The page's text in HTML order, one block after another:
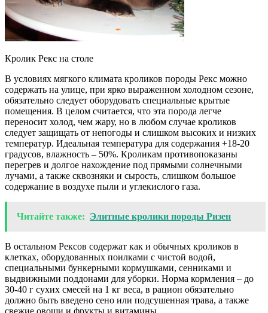
Кролик Рекс на столе
В условиях мягкого климата кроликов породы Рекс можно
содержать на улице, при ярко выраженном холодном сезоне,
обязательно следует оборудовать специальные крытые
помещения. В целом считается, что эта порода легче
переносит холод, чем жару, но в любом случае кроликов
следует защищать от непогоды и слишком высоких и низких
температур. Идеальная температура для содержания +18-20
градусов, влажность – 50%. Кроликам противопоказаны
перегрев и долгое нахождение под прямыми солнечными
лучами, а также сквозняки и сырость, слишком большое
содержание в воздухе пыли и углекислого газа.
Читайте также: Элитные кролики породы Ризен
В остальном Рексов содержат как и обычных кроликов в
клетках, оборудованных поилками с чистой водой,
специальными бункерными кормушками, сенниками и
выдвижными поддонами для уборки. Норма кормления – до
30-40 г сухих смесей на 1 кг веса, в рацион обязательно
должно быть введено сено или подсушенная трава, а также
свежие овощи и фрукты и витамины.